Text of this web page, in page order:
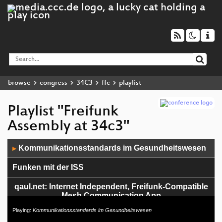
browse congress 34C3 ffc playlist
Playlist "Freifunk
Assembly at 34c3"
Player
▶ Kommunikationsstandards im Gesundheitswesen
Funken mit der ISS
qaul.net: Internet Independent, Freifunk-Compatible
Mesh Communication App
Demining: Immer noch Handarbeit
Playing: Kommunikationsstandards im Gesundheitswesen